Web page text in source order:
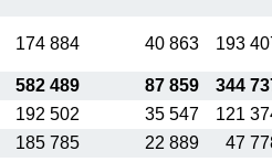
174 884 40 863 193
582 489 87 859 344
192 502 35 547 121
185 785 22 889 47